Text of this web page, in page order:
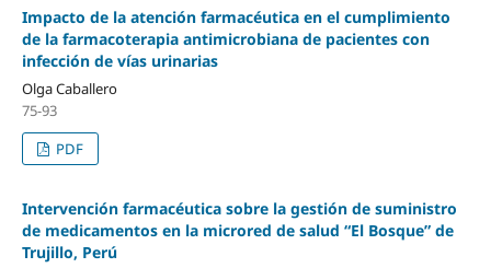
Impacto de la atención farmacéutica en el cumplimiento
de la farmacoterapia antimicrobiana de pacientes con
infección de vías urinarias
Olga Caballero
75-93
PDF
Intervención farmacéutica sobre la gestión de suministro
de medicamentos en la microred de salud “El Bosque” de
Trujillo, Perú